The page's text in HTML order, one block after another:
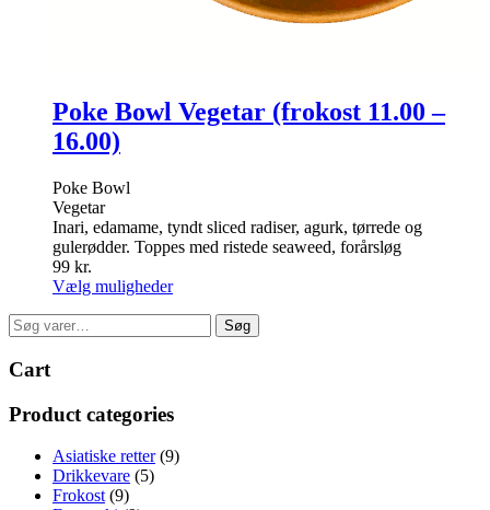
Poke Bowl Vegetar (frokost 11.00 –
16.00)
Poke Bowl
Vegetar
Inari, edamame, tyndt sliced radiser, agurk, tørrede og
gulerødder. Toppes med ristede seaweed, forårsløg
99 kr.
Vælg mulighederDette
vælges
varesiden
Søg
efter:
Søg
Cart
Product categories
Asiatiske retter (9)
Drikkevare (5)
Frokost (9)